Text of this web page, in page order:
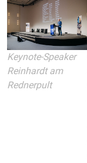
Keynote-Speaker
Reinhardt am
Rednerpult